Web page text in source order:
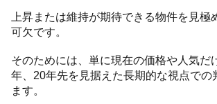
上昇または維持が期待できる物件を見極
可欠です。
そのためには、単に現在の価格や人気だ
年、20年先を見据えた長期的な視点での
ます。